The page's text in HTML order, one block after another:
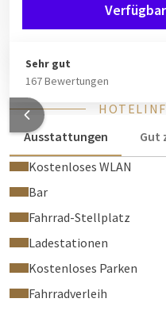
Sehr gut
167 Bewertungen
Ausstattungen
Gut
Kostenloses WLAN
Bar
Fahrrad-Stellplatz
Ladestationen
Kostenloses Parken
Fahrradverleih